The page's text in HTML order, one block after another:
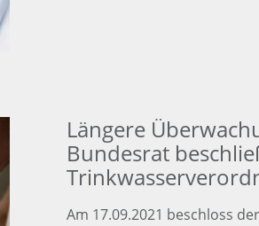
Längere
Bundesrat
Am 17.09.2021 beschloss